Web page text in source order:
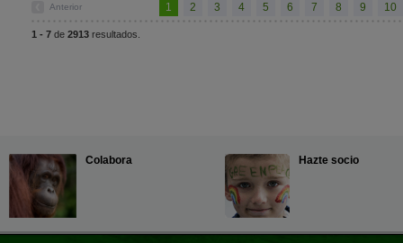
Anterior 1 2 3 4 5 6 7 8 9 10
1 - 7 de 2913 resultados.
Colabora Hazte socio